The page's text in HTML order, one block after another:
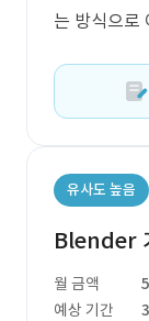
는 방식으로
유사도 높음
Blender
월 금액
예상 기간